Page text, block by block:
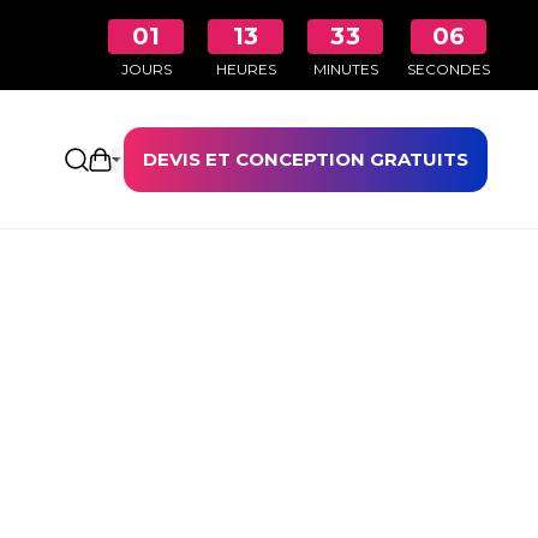
01
JOURS
13
HEURES
33
MINUTES
05
SECONDES
Ouvrir le panier
DEVIS ET CONCEPTION GRATUITS